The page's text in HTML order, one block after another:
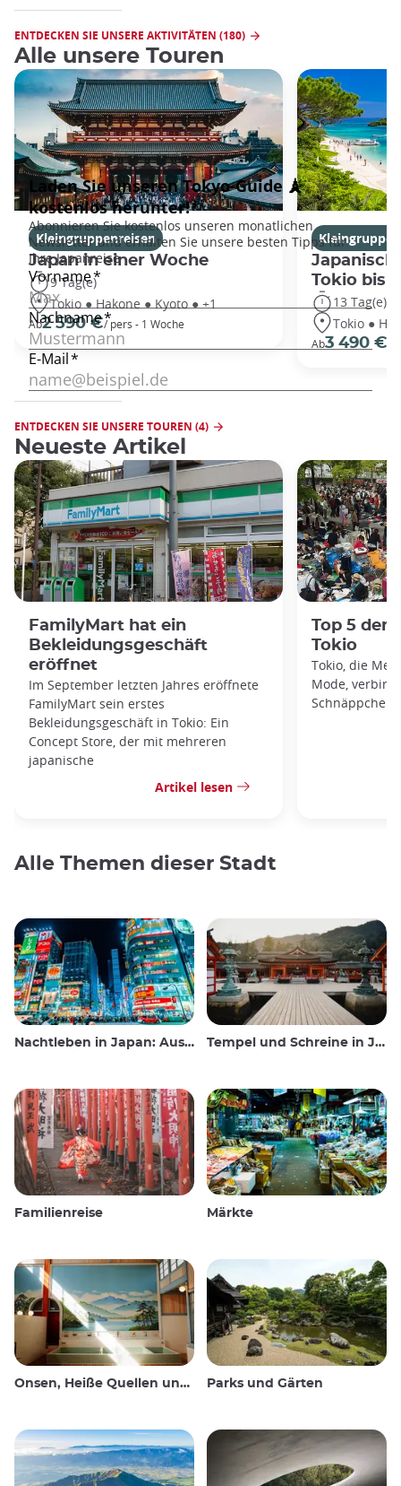
ENTDECKEN SIE UNSERE AKTIVITÄTEN (180)
Alle unsere Touren
Kleingruppenreisen
Japan in einer Woche
9 Tag(e)
Tokio ● Hakone ● Kyoto ● +1
Ab2 590 €/ pers - 1 Woche
Tokio bis
13 Tag(e)
Tokio ●
Ab3 490 €
ENTDECKEN SIE UNSERE TOUREN (4)
Neueste Artikel
FamilyMart hat ein
Bekleidungsgeschäft
eröffnet
Im September letzten Jahres eröffnete
FamilyMart sein erstes
Bekleidungsgeschäft in Tokio: Ein
Concept Store, der mit mehreren
japanische
Artikel lesen
Top 5 der
Tokio
Tokio, die
Mode,
Alle Themen dieser Stadt
Nachtleben in Japan: Ausgehen, sehen und trinken Tempel und Schreine in Japan
Familienreise Märkte
Onsen, Heiße Quellen und öffentliche Bäder Parks und Gärten